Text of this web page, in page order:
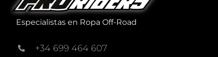
Especialistas en Ropa Off-Road
+34 699 464 607